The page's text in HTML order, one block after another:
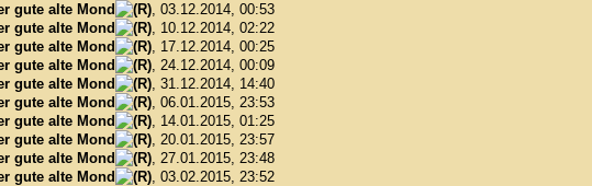
gute alte Mond
, 03.12.2014, 00:53
gute alte Mond
, 10.12.2014, 02:22
gute alte Mond
, 17.12.2014, 00:25
gute alte Mond
, 24.12.2014, 00:09
gute alte Mond
, 31.12.2014, 14:40
gute alte Mond
, 06.01.2015, 23:53
gute alte Mond
, 14.01.2015, 01:25
gute alte Mond
, 20.01.2015, 23:57
gute alte Mond
, 27.01.2015, 23:48
gute alte Mond
, 03.02.2015, 23:52